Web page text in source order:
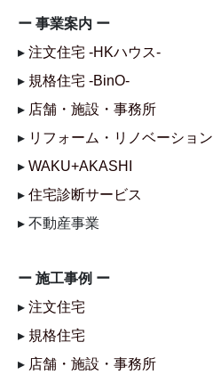
ー 事業案内 ー
▸ 注文住宅 -HKハウス-
▸ 規格住宅 -BinO-
▸ 店舗・施設・事務所
▸ リフォーム・リノベーション
▸ WAKU+AKASHI
▸ 住宅診断サービス
▸ 不動産事業
ー 施工事例 ー
▸ 注文住宅
▸ 規格住宅
▸ 店舗・施設・事務所